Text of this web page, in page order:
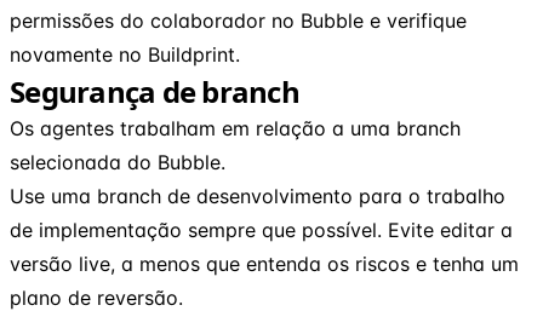
permissões do colaborador no Bubble e verifique
novamente no Buildprint.
Segurança de branch
Os agentes trabalham em relação a uma branch
selecionada do Bubble.
Use uma branch de desenvolvimento para o trabalho
de implementação sempre que possível. Evite editar a
versão live, a menos que entenda os riscos e tenha um
plano de reversão.